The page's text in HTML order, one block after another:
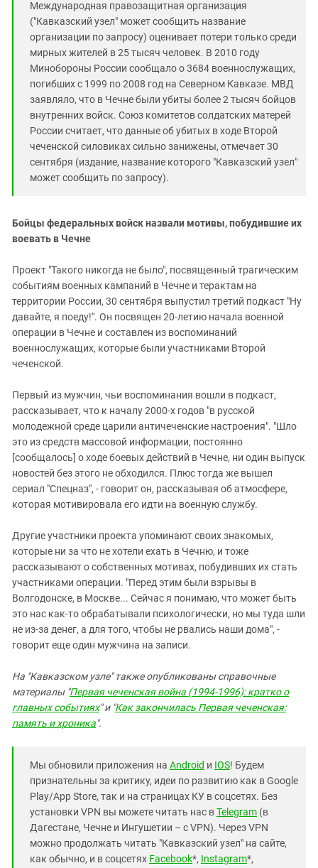
Международная правозащитная организация
("Кавказский узел" может сообщить название
организации по запросу) оценивает потери только среди
мирных жителей в 25 тысяч человек. В 2010 году
Минобороны России сообщало о 3684 военнослужащих,
погибших с 1999 по 2008 год на Северном Кавказе. МВД
заявляло, что в Чечне были убиты более 2 тысяч бойцов
внутренних войск. Союз комитетов солдатских матерей
России считает, что данные об убитых в ходе Второй
чеченской силовиках сильно занижены, отмечает 30
сентября (издание, название которого "Кавказский узел"
может сообщить по запросу).
Бойцы федеральных войск назвали мотивы, побудившие их
воевать в Чечне
Проект "Такого никогда не было", посвященный трагическим
событиям военных кампаний в Чечне и терактам на
территории России, 30 сентября выпустил третий подкаст "Ну
давайте, я поеду!". Он посвящен 20-летию начала военной
операции в Чечне и составлен из воспоминаний
военнослужащих, которые были участниками Второй
чеченской.
Первый из мужчин, чьи воспоминания вошли в подкаст,
рассказывает, что к началу 2000-х годов "в русской
молодежной среде царили античеченские настроения". "Шло
это из средств массовой информации, постоянно
[сообщалось] о ходе боевых действий в Чечне, ни один выпуск
новостей без этого не обходился. Плюс тогда же вышел
сериал "Спецназ", - говорит он, рассказывая об атмосфере,
которая мотивировала его идти на военную службу.
Другие участники проекта упоминают своих знакомых,
которые ни за что не хотели ехать в Чечню, и тоже
рассказывают о собственных мотивах, побудивших их стать
участниками операции. "Перед этим были взрывы в
Волгодонске, в Москве... Сейчас я понимаю, что может быть
это нас как-то обрабатывали психологически, но мы туда шли
не из-за денег, а для того, чтобы не рвались наши дома", -
говорит еще один мужчина на записи.
На "Кавказском узле" также опубликованы справочные
материалы "Первая чеченская война (1994-1996): кратко о
главных событиях" и "Как закончилась Первая чеченская:
память и хроника".
Мы обновили приложения на Android и IOS! Будем
признательны за критику, идеи по развитию как в Google
Play/App Store, так и на страницах КУ в соцсетях. Без
установки VPN вы можете читать нас вTelegram (в
Дагестане, Чечне и Ингушетии – с VPN). Через VPN
можно продолжать читать "Кавказский узел" на сайте,
как обычно, и в соцсетях Facebook*, Instagram*,